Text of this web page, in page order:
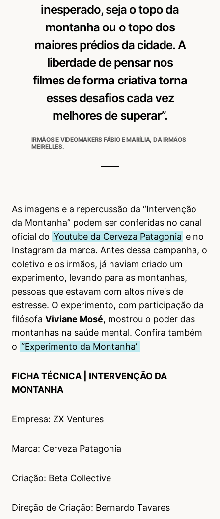
inesperado, seja o topo da
montanha ou o topo dos
maiores prédios da cidade. A
liberdade de pensar nos
filmes de forma criativa torna
esses desafios cada vez
melhores de superar”.
IRMÃOS E VIDEOMAKERS FÁBIO E MARÍLIA, DA IRMÃOS
MEIRELLES.
As imagens e a repercussão da “Intervenção
da Montanha” podem ser conferidas no canal
oficial do Youtube da Cerveza Patagonia e no
Instagram da marca. Antes dessa campanha, o
coletivo e os irmãos, já haviam criado um
experimento, levando para as montanhas,
pessoas que estavam com altos níveis de
estresse. O experimento, com participação da
filósofa Viviane Mosé, mostrou o poder das
montanhas na saúde mental. Confira também
o “Experimento da Montanha”
FICHA TÉCNICA | INTERVENÇÃO DA
MONTANHA
Empresa: ZX Ventures
Marca: Cerveza Patagonia
Criação: Beta Collective
Direção de Criação: Bernardo Tavares